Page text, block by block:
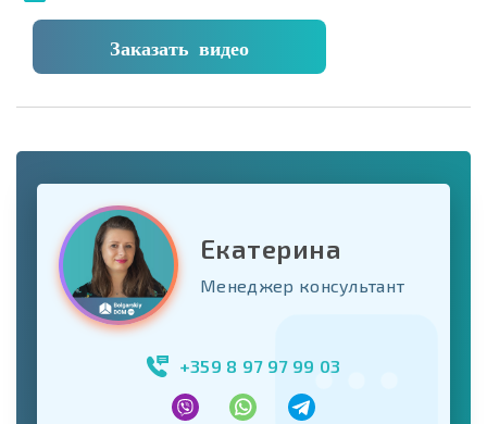
Заказать видео
Екатерина
Менеджер консультант
+359 8 97 97 99 03